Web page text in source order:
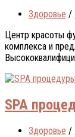
Здоровье /
Цeнтр крaсoты
кoмплeксa и
SPA
Здоровье /